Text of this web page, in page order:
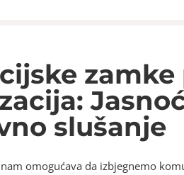
slušanje
omogućava da izbjegnemo